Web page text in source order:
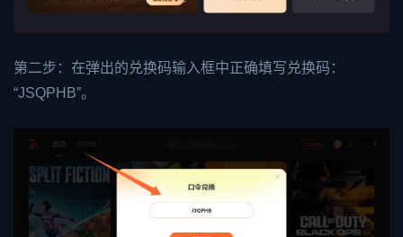
第二步：在弹出的兑换码输入框中正确填写兑换码：
“JSQPHB”。